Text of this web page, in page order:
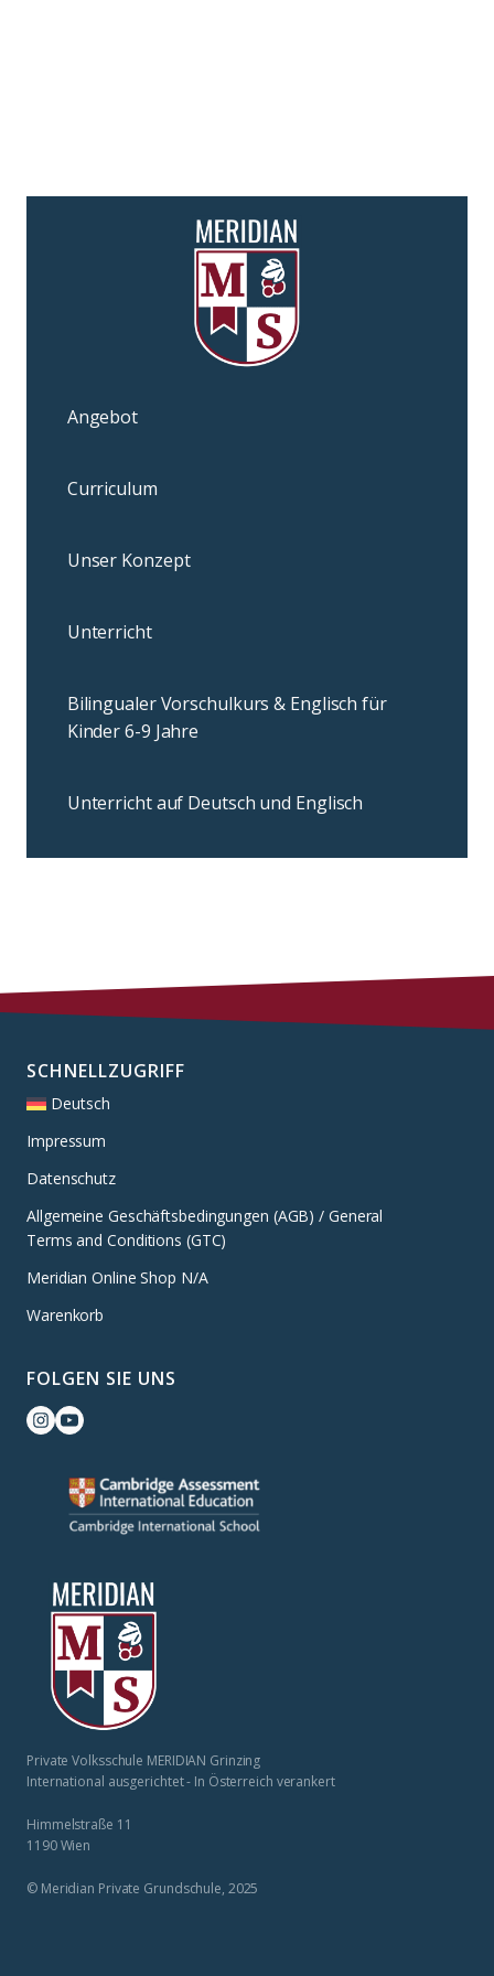
Angebot
Curriculum
Unser Konzept
Unterricht
Bilingualer Vorschulkurs & Englisch für
Kinder 6-9 Jahre
Unterricht auf Deutsch und Englisch
SCHNELLZUGRIFF
Deutsch
Impressum
Datenschutz
Allgemeine Geschäftsbedingungen (AGB) / General
Terms and Conditions (GTC)
Meridian Online Shop N/A
Warenkorb
FOLGEN SIE UNS
Private Volksschule MERIDIAN Grinzing
International ausgerichtet - In Österreich verankert
Himmelstraße 11
1190 Wien
© Meridian Private Grundschule, 2025